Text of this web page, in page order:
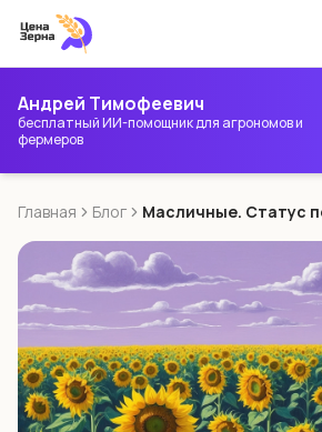
Андрей Тимофеевич
бесплатный ИИ-помощник для агрономов и
фермеров
Главная Блог